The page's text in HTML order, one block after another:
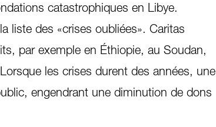
catastrophiques en Libye.
liste des «crises oubliées». Caritas
par exemple en Éthiopie, au Soudan,
les crises durent des années, une
engendrant une diminution de dons